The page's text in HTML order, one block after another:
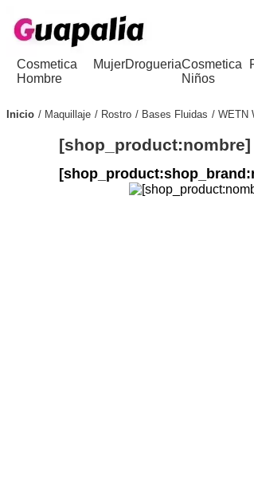
Cosmetica
Hombre
MujerDrogueriaCosmetica
Niños
Inicio Maquillaje Rostro Bases Fluidas WETN
[shop_product:nombre]